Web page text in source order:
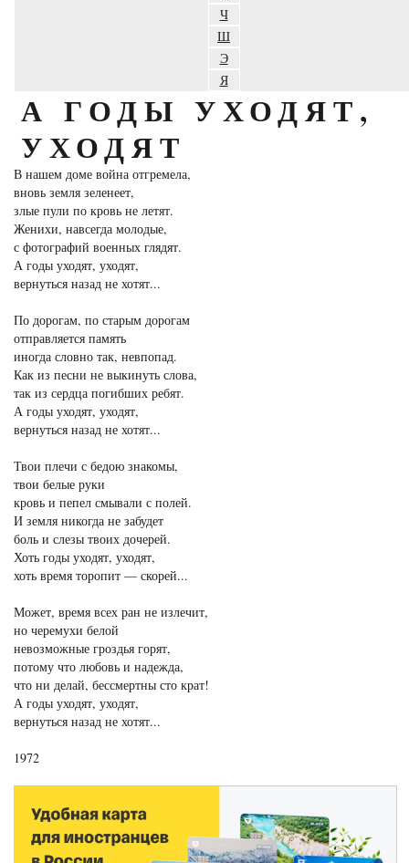
Ч
Ш
Э
Я
А ГОДЫ УХОДЯТ,
УХОДЯТ
В нашем доме война отгремела,
вновь земля зеленеет,
злые пули по кровь не летят.
Женихи, навсегда молодые,
с фотографий военных глядят.
А годы уходят, уходят,
вернуться назад не хотят...
По дорогам, по старым дорогам
отправляется память
иногда словно так, невпопад.
Как из песни не выкинуть слова,
так из сердца погибших ребят.
А годы уходят, уходят,
вернуться назад не хотят...
Твои плечи с бедою знакомы,
твои белые руки
кровь и пепел смывали с полей.
И земля никогда не забудет
боль и слезы твоих дочерей.
Хоть годы уходят, уходят,
хоть время торопит — скорей...
Может, время всех ран не излечит,
но черемухи белой
невозможные гроздья горят,
потому что любовь и надежда,
что ни делай, бессмертны сто крат!
А годы уходят, уходят,
вернуться назад не хотят...
1972